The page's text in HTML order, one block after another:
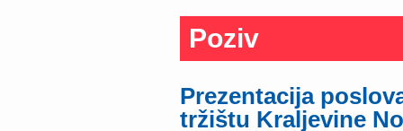
Poziv
Prezentacija
tržištu Kraljevine